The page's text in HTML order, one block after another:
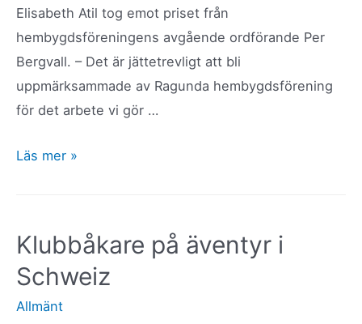
Elisabeth Atil tog emot priset från
hembygdsföreningens avgående ordförande Per
Bergvall. – Det är jättetrevligt att bli
uppmärksammade av Ragunda hembygdsförening
för det arbete vi gör …
Hammarstrands
hembygdsförenings
Kulturpris
2024!
Läs mer »
Klubbåkare på äventyr i
Schweiz
Allmänt